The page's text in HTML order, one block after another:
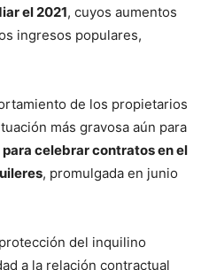
el 2021, cuyos aumentos
ingresos populares,
de los propietarios
más gravosa aún para
para celebrar contratos en el
, promulgada en junio
del inquilino
a la relación contractual